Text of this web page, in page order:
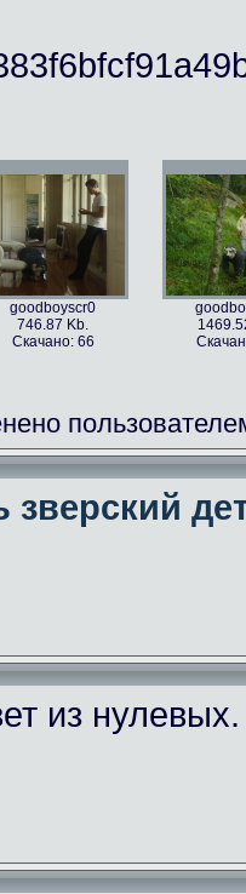
goodboyscr0
746.87 Kb.
Скачано: 66
зверский
из